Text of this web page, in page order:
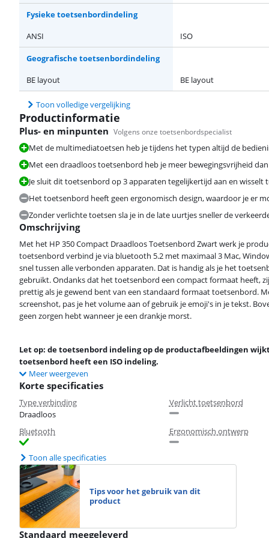
Fysieke toetsenbordindeling
ANSI
ISO
Geografische toetsenbordindeling
BE layout
BE layout
Toon volledige vergelijking
Productinformatie
Plus- en minpunten Volgens onze toetsenbordspecialist
Met de multimediatoetsen heb je tijdens het typen altijd de
Met een draadloos toetsenbord heb je meer bewegingsvrijheid
Je sluit dit toetsenbord op 3 apparaten tegelijkertijd aan en
Het toetsenbord heeft geen ergonomisch design, waardoor je er
Zonder verlichte toetsen sla je in de late uurtjes sneller de
Omschrijving
Met het HP 350 Compact Draadloos Toetsenbord Zwart werk je
toetsenbord verbind je via bluetooth 5.2 met maximaal 3 Mac,
snel tussen alle verbonden apparaten. Dat is handig als je het
gebruikt. Ondanks dat het toetsenbord een compact formaat heeft,
prettig als je gewend bent van een standaard formaat toetsenbord.
screenshot, pas je het volume aan of gebruik je emoji's in je tekst.
geen zorgen hebt wanneer je een drankje morst.
Let op: de toetsenbord indeling op de productafbeeldingen
toetsenbord heeft een ISO indeling.
Meer weergeven
Korte specificaties
Type verbinding
Draadloos
Verlicht toetsenbord
Bluetooth
Ergonomisch ontwerp
Toon alle specificaties
Tips voor het gebruik van dit
product
Standaard meegeleverd